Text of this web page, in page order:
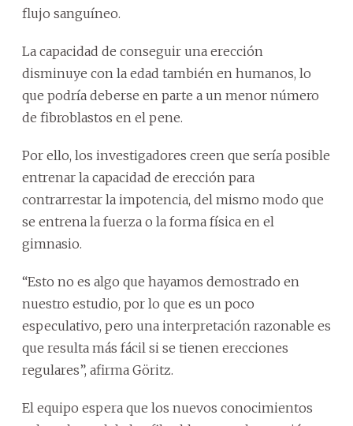
flujo sanguíneo.
La capacidad de conseguir una erección
disminuye con la edad también en humanos, lo
que podría deberse en parte a un menor número
de fibroblastos en el pene.
Por ello, los investigadores creen que sería posible
entrenar la capacidad de erección para
contrarrestar la impotencia, del mismo modo que
se entrena la fuerza o la forma física en el
gimnasio.
“Esto no es algo que hayamos demostrado en
nuestro estudio, por lo que es un poco
especulativo, pero una interpretación razonable es
que resulta más fácil si se tienen erecciones
regulares”, afirma Göritz.
El equipo espera que los nuevos conocimientos